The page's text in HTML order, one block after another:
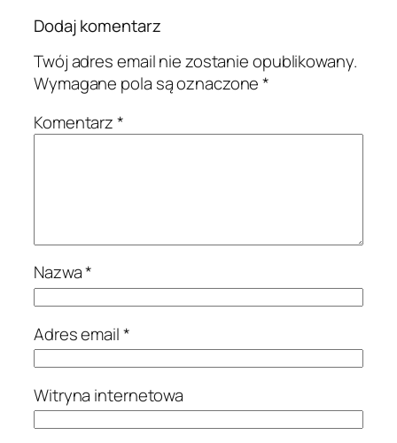
Dodaj komentarz
Twój adres email nie zostanie opublikowany.
Wymagane pola są oznaczone*
Komentarz*
Nazwa*
Adres email*
Witryna internetowa